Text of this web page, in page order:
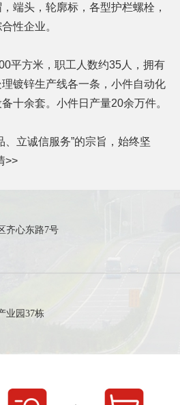
端头，轮廓标，各型护栏螺栓，
性企业。
平方米，职工人数约35人，拥有
镀锌生产线各一条，小件自动化
十余套。小件日产量20余万件。
、立诚信服务”的宗旨，始终坚
>>
齐心东路7号
业园37栋